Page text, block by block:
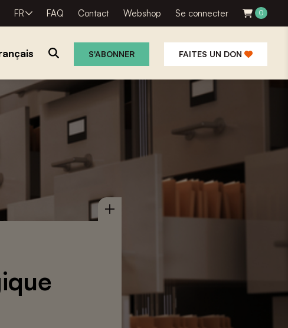
FR FAQ Contact Webshop Se connecter 0
S'ABONNER FAITES UN DON